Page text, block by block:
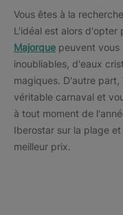
Vous êtes à la
L'idéal est alors d'opter
Majorque peuvent vous
inoubliables, d'eaux
magiques. D'autre part,
véritable carnaval et
à tout moment de
Iberostar sur la plage
meilleur prix.